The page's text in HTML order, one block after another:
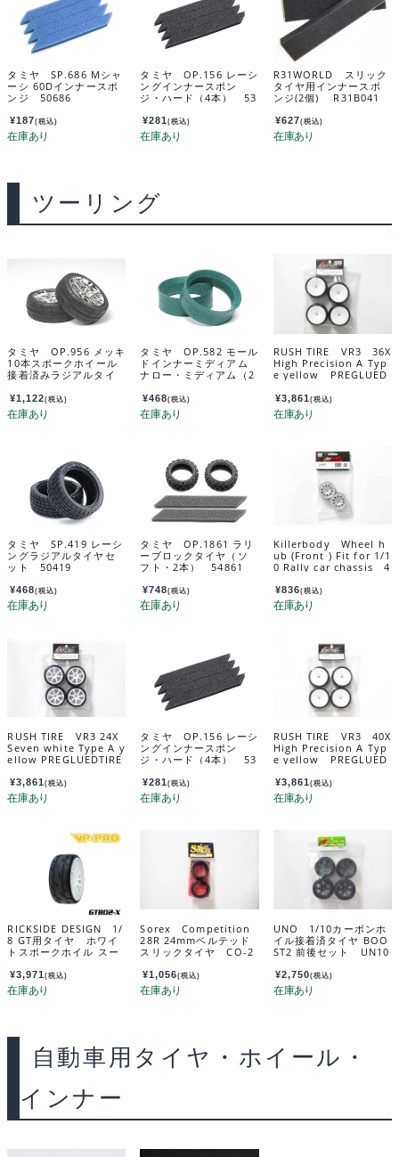
タミヤ SP.686 Mシャ
ーシ 60Dインナースポ
ンジ 50686
¥187(税込)
タミヤ OP.156 レーシ
ングインナースポン
ジ・ハード（4本） 53
¥281(税込)
R31WORLD スリック
タイヤ用インナースポ
ンジ(2個) R31B041
¥627(税込)
ツーリング
タミヤ OP.956 メッキ
10本スポークホイール
接着済みラジアルタイ
6
¥1,122(税込)
タミヤ OP.582 モール
ドインナーミディアム
ナロー・ミディアム（2
¥468(税込)
RUSH TIRE VR3 36X
High Precision A Typ
e yellow PREGLUED
¥3,861(税込)
タミヤ SP.419 レーシ
ングラジアルタイヤセ
ット 50419
¥468(税込)
タミヤ OP.1861 ラリ
ーブロックタイヤ（ソ
フト・2本） 54861
¥748(税込)
Killerbody Wheel h
ub (Front ) Fit for 1/1
0 Rally car chassis 4
¥836(税込)
RUSH TIRE VR3 24X
Seven white Type A y
ellow PREGLUEDTIRE
¥3,861(税込)
タミヤ OP.156 レーシ
ングインナースポン
ジ・ハード（4本） 53
¥281(税込)
RUSH TIRE VR3 40X
High Precision A Typ
e yellow PREGLUED
¥3,861(税込)
RICKSIDE DESIGN 1/
8 GT用タイヤ ホワイ
トスポークホイル スー
W1
¥3,971(税込)
Sorex Competition
28R 24mmベルテッド
スリックタイヤ CO-2
¥1,056(税込)
UNO 1/10カーボンホ
イル接着済タイヤ BOO
ST2 前後セット UN10
¥2,750(税込)
自動車用タイヤ・ホイール・
インナー